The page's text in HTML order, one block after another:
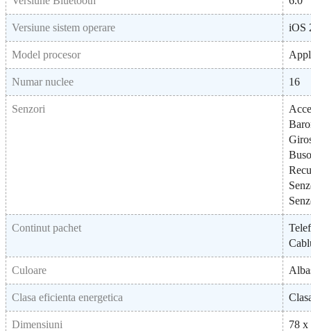
Versiune sistem operare iOS
Model procesor
Numar nuclee 16
Senzori
Continut pachet
Culoare
Clasa eficienta energetica
Dimensiuni 78 x